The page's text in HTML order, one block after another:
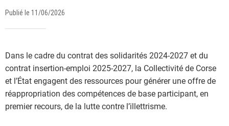
Publié le 11/06/2026
Dans le cadre du contrat des solidarités 2024-2027 et du
contrat insertion-emploi 2025-2027, la Collectivité de Corse
et l’État engagent des ressources pour générer une offre de
réappropriation des compétences de base participant, en
premier recours, de la lutte contre l’illettrisme.